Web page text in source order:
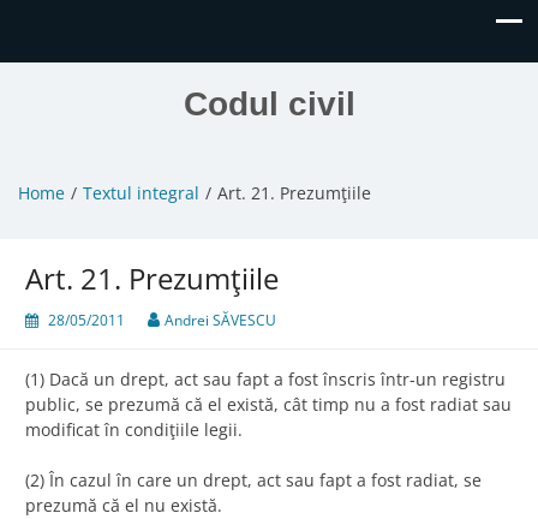
Codul civil
Home Textul integral Art. 21. Prezumţiile
Art. 21. Prezumţiile
28/05/2011 Andrei SĂVESCU
(1) Dacă un drept, act sau fapt a fost înscris într-un registru
public, se prezumă că el există, cât timp nu a fost radiat sau
modificat în condiţiile legii.
(2) În cazul în care un drept, act sau fapt a fost radiat, se
prezumă că el nu există.